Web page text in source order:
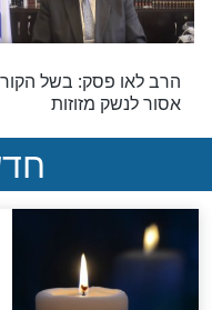
תחת מגבלות